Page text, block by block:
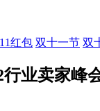
红包 双十一节 双
业卖家峰